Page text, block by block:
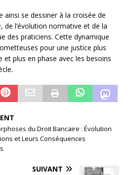
ainsi se dessiner à la croisée de
de l’évolution normative et de la
des praticiens. Cette dynamique
pour une justice plus
et plus en phase avec les besoins
du Droit Bancaire : Évolution
et Leurs Conséquences
SUIVANT